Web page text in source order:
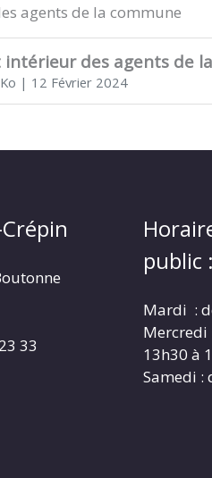
CRÉPIN
agents de la commune
intérieur des agents de
| 12 Février 2024
33
public :
Mardi :
Mercredi
13h30 à
Samedi :